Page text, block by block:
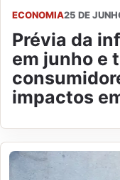
ECONOMIA25 DE
Prévia da
em junho e
impactos